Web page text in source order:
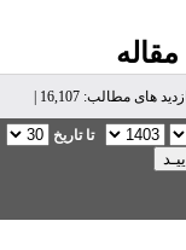
تا تاریخ